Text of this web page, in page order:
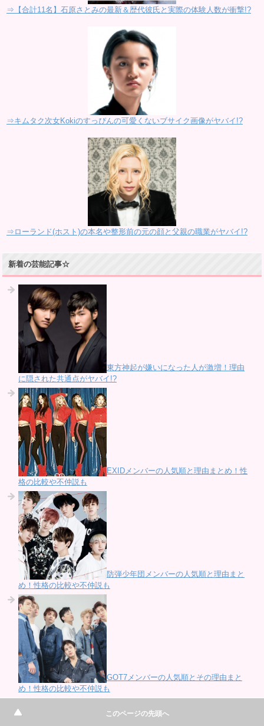
⇒【合計11名】石原さとみの最新＆歴代彼氏と実際の体験人数が衝撃!?
⇒キムタク次女Kokiのすっぴんの可愛くないブサイク画像がヤバイ!?
⇒ローランド(ホスト)の本名や整形前の元の顔と父親の職業がヤバイ!?
新着の芸能記事☆
東方神起が嫌いになった人が激増！理由
に隠された共通点がヤバイ!?
EXIDメンバーの人気順と理由まとめ！性
格の比較や不仲説も
防弾少年団メンバーの人気順と理由まと
め！性格の比較や不仲説も
GOT7メンバーの人気順とその理由まと
め！性格の比較や不仲説も
このページの先頭へ